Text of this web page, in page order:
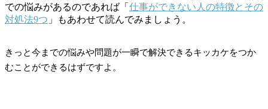
での悩みがあるのであれば「 仕事ができない人の特徴とその
対処法9つ 」もあわせて読んでみましょう。
きっと今までの悩みや問題が一瞬で解決できるキッカケをつか
むことができるはずですよ。